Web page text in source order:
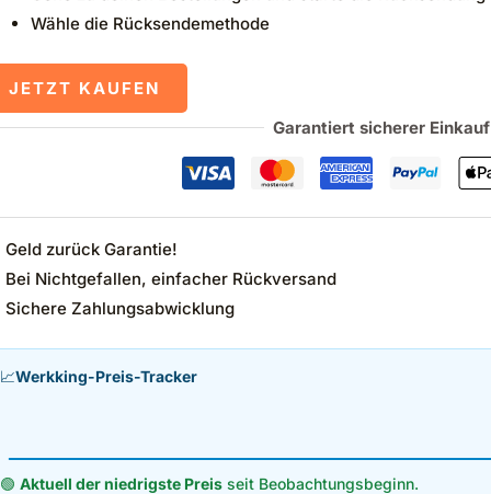
Wähle die Rücksendemethode
JETZT KAUFEN
Garantiert sicherer Einkauf
Geld zurück Garantie!
Bei Nichtgefallen, einfacher Rückversand
Sichere Zahlungsabwicklung
📈Werkking-Preis-Tracker
🟢 Aktuell der niedrigste Preisseit Beobachtungsbeginn.